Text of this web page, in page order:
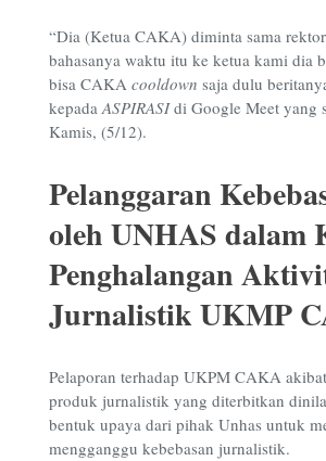
“Dia (Ketua CAKA) diminta sama
bahasanya waktu itu ke ketua kami dia
bisa CAKA cooldown saja dulu
kepadaASPIRASIdi Google Meet yang
Kamis, (5/12).
Pelanggaran
oleh UNHAS dalam
Penghalangan
Jurnalistik UKMP
Pelaporan terhadap UKPM CAKA
produk jurnalistik yang diterbitkan
bentuk upaya dari pihak Unhas untuk
mengganggu kebebasan jurnalistik.